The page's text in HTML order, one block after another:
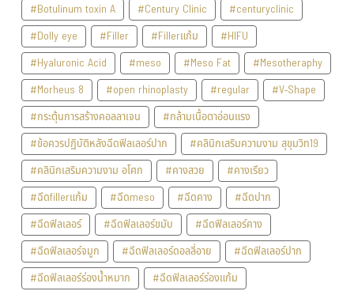
#Botulinum toxin A
#Century Clinic
#centuryclinic
#Dolly eye
#Filler #Fillerแก้ม
#HIFU
#Hyaluronic Acid
#meso #Meso Fat
#Mesotheraphy
#Morheus 8
#open rhinoplasty #regular
#V-Shape
#กระตุ้นการสร้างคอลลาเจน
#กล้ามเนื้อตาอ่อนแรง
#ข้อควรปฏิบัติหลังฉีดฟิลเลอร์ปาก
#คลินิกเสริมความงาม สุขุมวิท19
#คลินิกเสริมความงาม อโศก
#คางสวย
#คางเรียว
#ฉีดfillerแก้ม
#ฉีดmeso #ฉีดคาง
#ฉีดปาก
#ฉีดฟิลเลอร์
#ฉีดฟิลเลอร์ขมับ
#ฉีดฟิลเลอร์คาง
#ฉีดฟิลเลอร์จมูก
#ฉีดฟิลเลอร์ดอลลี่อาย
#ฉีดฟิลเลอร์ปาก
#ฉีดฟิลเลอร์ร่องน้ำหมาก
#ฉีดฟิลเลอร์ร่องแก้ม